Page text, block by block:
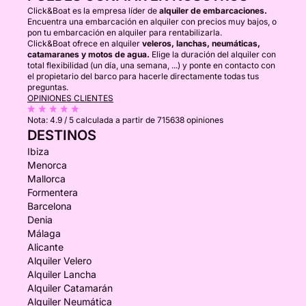
Click&Boat es la empresa líder de alquiler de embarcaciones.
Encuentra una embarcación en alquiler con precios muy bajos, o
pon tu embarcación en alquiler para rentabilizarla.
Click&Boat ofrece en alquiler veleros, lanchas, neumáticas,
catamaranes y motos de agua. Elige la duración del alquiler con
total flexibilidad (un día, una semana, ...) y ponte en contacto con
el propietario del barco para hacerle directamente todas tus
preguntas.
OPINIONES CLIENTES
Nota: 4.9 / 5 calculada a partir de 715638 opiniones
DESTINOS
Ibiza
Menorca
Mallorca
Formentera
Barcelona
Denia
Málaga
Alicante
Alquiler Velero
Alquiler Lancha
Alquiler Catamarán
Alquiler Neumática